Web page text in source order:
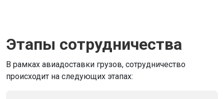
Этапы сотрудничества
В рамках авиадоставки грузов, сотрудничество
происходит на следующих этапах: